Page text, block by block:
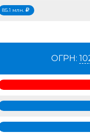
85.1 млн.
ОГРН: